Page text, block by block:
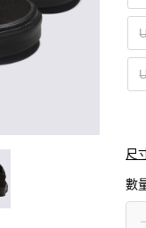
尺
數